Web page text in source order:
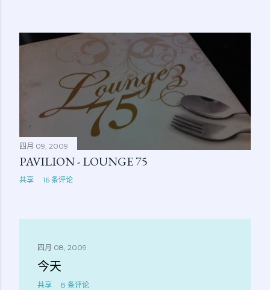
四月 09, 2009
PAVILION - LOUNGE 75
共享 16 条评论
四月 08, 2009
今天
共享 8 条评论